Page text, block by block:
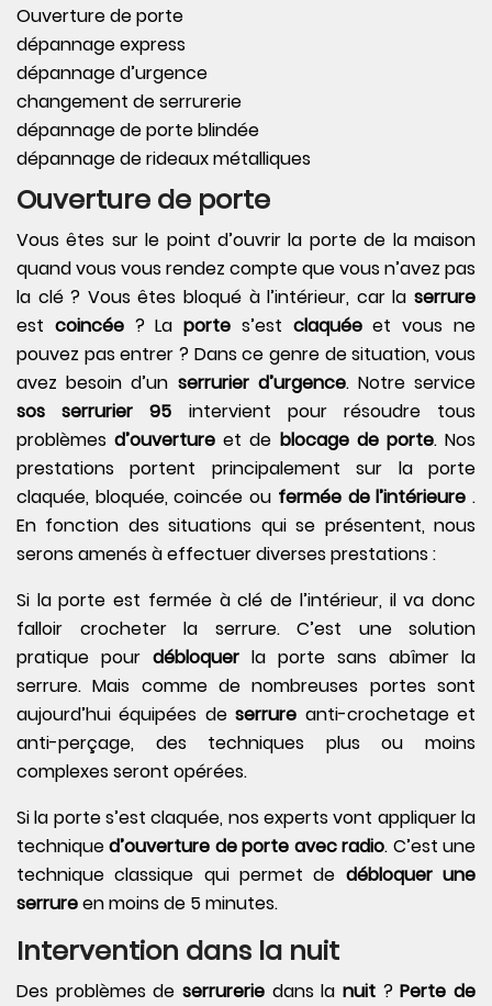
Ouverture de porte
dépannage express
dépannage d’urgence
changement de serrurerie
dépannage de porte blindée
dépannage de rideaux métalliques
Ouverture de porte
Vous êtes sur le point d’ouvrir la porte de la maison
quand vous vous rendez compte que vous n’avez pas
la clé ? Vous êtes bloqué à l’intérieur, car la serrure
est coincée ? Laporte s’est claquéeet vous ne
pouvez pas entrer ? Dans ce genre de situation, vous
avez besoin d’un serrurier d’urgence. Notre service
sos serrurier 95 intervient pour résoudre tous
problèmesd’ouverture et de blocage de porte. Nos
prestations portent principalement sur la porte
claquée, bloquée, coincée ou fermée de l’intérieure.
En fonction des situations qui se présentent, nous
serons amenés à effectuer diverses prestations :
Si la porte est fermée à clé de l’intérieur, il va donc
falloir crocheter la serrure. C’est une solution
pratique pour débloquer la porte sans abîmer la
serrure. Mais comme de nombreuses portes sont
aujourd’hui équipées deserrure anti-crochetage et
anti-perçage, des techniques plus ou moins
complexes seront opérées.
Si la porte s’est claquée, nos experts vont appliquer la
techniqued’ouverture de porte avec radio. C’est une
technique classique qui permet de débloquer une
serrureen moins de 5 minutes.
Intervention dans la nuit
Des problèmes de serrurerie dans la nuit ?Perte de